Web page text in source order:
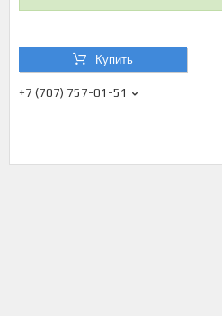
Купить
+7 (707) 757-01-51